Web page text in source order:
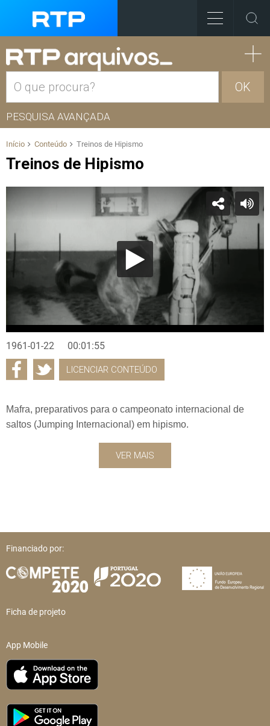
OK
PESQUISA AVANÇADA
Início Conteúdo Treinos de Hipismo
Treinos de Hipismo
1961-01-22 00:01:55
LICENCIAR CONTEÚDO
Mafra, preparativos para o campeonato internacional de
saltos (Jumping Internacional) em hipismo.
VER MAIS
Financiado por:
Ficha de projeto
App Mobile